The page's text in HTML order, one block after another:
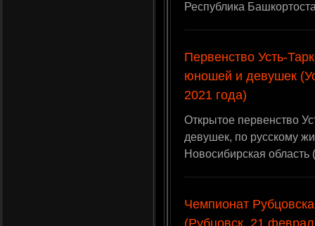
Республика
Первенство Усть-
юношей и девушек
2021 года)
Открытое первенство
девушек, по русскому
Новосибирская
Чемпионат
(Рубцовск, 21